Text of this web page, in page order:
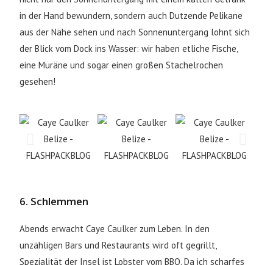
in der Hand bewundern, sondern auch Dutzende Pelikane
aus der Nähe sehen und nach Sonnenuntergang lohnt sich
der Blick vom Dock ins Wasser: wir haben etliche Fische,
eine Muräne und sogar einen großen Stachelrochen
gesehen!
6. Schlemmen
Abends erwacht Caye Caulker zum Leben. In den
unzähligen Bars und Restaurants wird oft gegrillt,
Spezialität der Insel ist Lobster vom BBQ. Da ich scharfes